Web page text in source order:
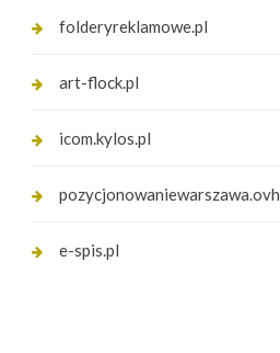
folderyreklamowe.pl
art-flock.pl
icom.kylos.pl
pozycjonowaniewarszawa.ovh
e-spis.pl